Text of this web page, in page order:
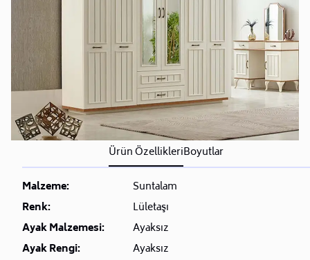
Ürün ÖzellikleriBoyutlar
Malzeme:
Suntalam
Renk:
Lületaşı
Ayak Malzemesi:
Ayaksız
Ayak Rengi:
Ayaksız